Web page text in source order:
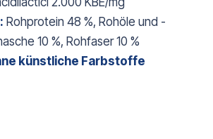
Rohprotein 48 %, Rohöle und -
10 %, Rohfaser 10 %
künstliche Farbstoffe